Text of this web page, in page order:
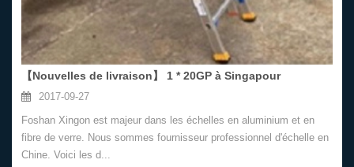
【Nouvelles de livraison】 1 * 20GP à Singapour
2017-09-27
Foshan Xingon est majeur dans les échelles en aluminium et en
fibre de verre. Nous sommes fournisseur professionnel d'échelle en
Chine. Voici les d...